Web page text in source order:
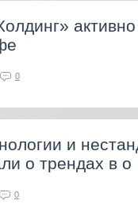
0
и
о трендах в о
0